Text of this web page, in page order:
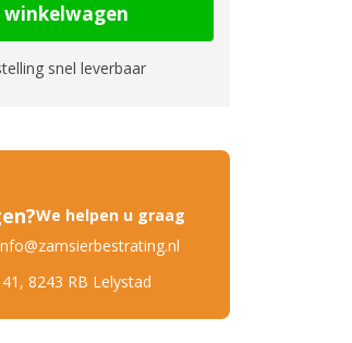
winkelwagen
snel leverbaar
We helpen u graag
8243 RB Lelystad